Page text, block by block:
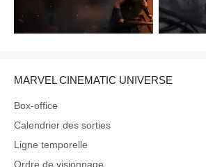
MARVEL CINEMATIC UNIVERSE
Box-office
Calendrier des sorties
Ligne temporelle
Ordre de visionnage